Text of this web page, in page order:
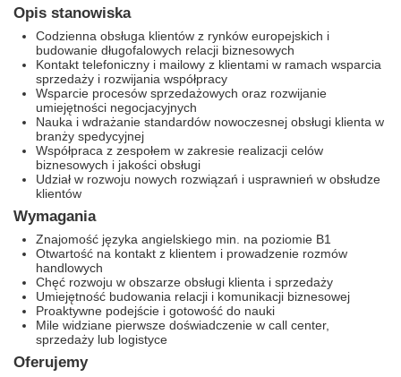
Opis stanowiska
Codzienna obsługa klientów z rynków europejskich i
budowanie długofalowych relacji biznesowych
Kontakt telefoniczny i mailowy z klientami w ramach wsparcia
sprzedaży i rozwijania współpracy
Wsparcie procesów sprzedażowych oraz rozwijanie
umiejętności negocjacyjnych
Nauka i wdrażanie standardów nowoczesnej obsługi klienta w
branży spedycyjnej
Współpraca z zespołem w zakresie realizacji celów
biznesowych i jakości obsługi
Udział w rozwoju nowych rozwiązań i usprawnień w obsłudze
klientów
Wymagania
Znajomość języka angielskiego min. na poziomie B1
Otwartość na kontakt z klientem i prowadzenie rozmów
handlowych
Chęć rozwoju w obszarze obsługi klienta i sprzedaży
Umiejętność budowania relacji i komunikacji biznesowej
Proaktywne podejście i gotowość do nauki
Mile widziane pierwsze doświadczenie w call center,
sprzedaży lub logistyce
Oferujemy